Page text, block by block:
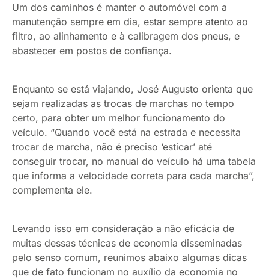
Um dos caminhos é manter o automóvel com a
manutenção sempre em dia, estar sempre atento ao
filtro, ao alinhamento e à calibragem dos pneus, e
abastecer em postos de confiança.
Enquanto se está viajando, José Augusto orienta que
sejam realizadas as trocas de marchas no tempo
certo, para obter um melhor funcionamento do
veículo. “Quando você está na estrada e necessita
trocar de marcha, não é preciso ‘esticar’ até
conseguir trocar, no manual do veículo há uma tabela
que informa a velocidade correta para cada marcha”,
complementa ele.
Levando isso em consideração a não eficácia de
muitas dessas técnicas de economia disseminadas
pelo senso comum, reunimos abaixo algumas dicas
que de fato funcionam no auxílio da economia no